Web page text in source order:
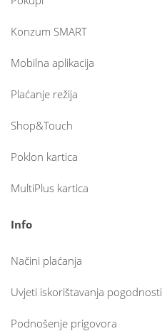
Konzum SMART
Mobilna aplikacija
Plaćanje režija
Shop&Touch
Poklon kartica
MultiPlus kartica
Info
Načini plaćanja
Uvjeti iskorištavanja pogodnosti
Podnošenje prigovora